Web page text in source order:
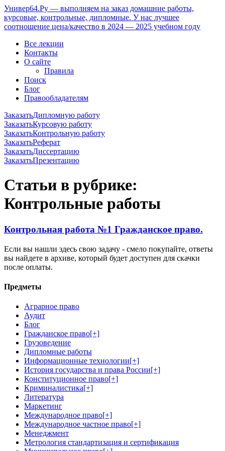
Универ64.Ру — выполняем на заказ домашние работы,
курсовые, контрольные, дипломные. У нас лучшее
соотношение цена/качество в 2024 — 2025 учебном году
Все лекции
Контакты
О сайте
Правила
Поиск
Блог
Правообладателям
ЗаказатьДипломную работу
ЗаказатьКурсовую работу
ЗаказатьКонтрольную работу
ЗаказатьРеферат
ЗаказатьДиссертацию
ЗаказатьПрезентацию
Статьи в рубрике:
Контрольные работы
Контрольная работа №1 Гражданское право.
Если вы нашли здесь свою задачу - смело покупайте, ответы
вы найдете в архиве, который будет доступен для скачки
после оплаты.
Предметы
Аграрное право
Аудит
Блог
Гражданское право[+]
Грузоведение
Дипломные работы
Информационные технологии[+]
История государства и права России[+]
Конституционное право[+]
Криминалистика[+]
Литература
Маркетинг
Международное право[+]
Международное частное право[+]
Менеджмент
Метрология стандартизация и сертификация